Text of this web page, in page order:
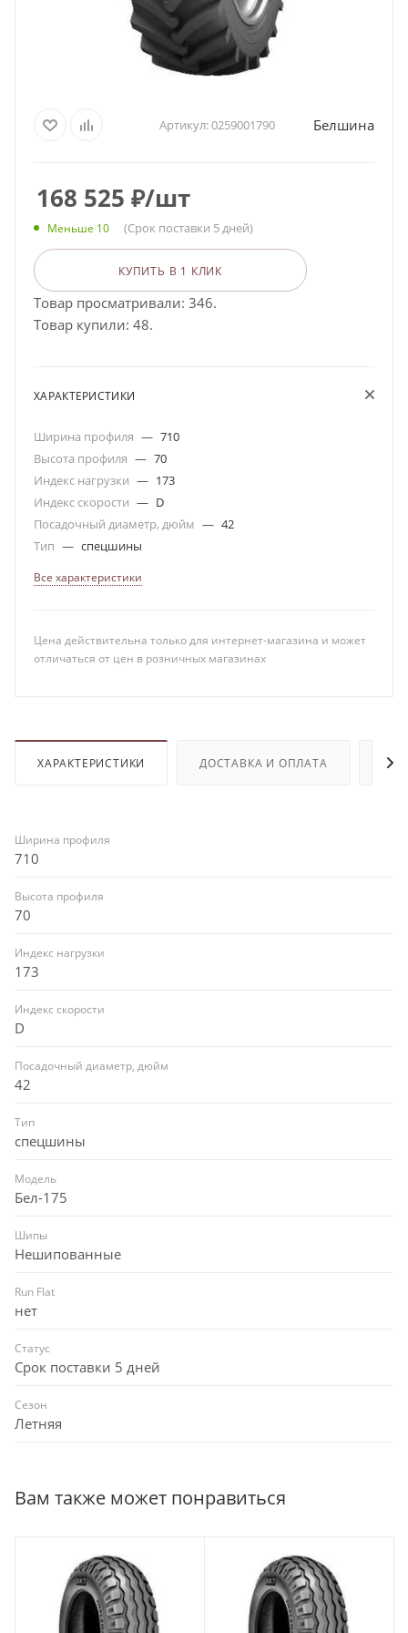
Артикул:0259001790 Белшина
168 525 ₽/шт
Меньше 10 (Срок поставки 5 дней)
КУПИТЬ В 1 КЛИК
Товар просматривали: 346.
Товар купили: 48.
ХАРАКТЕРИСТИКИ
Ширина профиля — 710
Высота профиля — 70
Индекс нагрузки — 173
Индекс скорости — D
Посадочный диаметр, дюйм — 42
Тип — спецшины
Все характеристики
Цена действительна только для интернет-магазина и может
отличаться от цен в розничных магазинах
ХАРАКТЕРИСТИКИ ДОСТАВКА И ОПЛАТА
Ширина профиля
710
Высота профиля
70
Индекс нагрузки
173
Индекс скорости
D
Посадочный диаметр, дюйм
42
Тип
спецшины
Модель
Бел-175
Шипы
Нешипованные
Run Flat
нет
Статус
Срок поставки 5 дней
Сезон
Летняя
Вам также может понравиться